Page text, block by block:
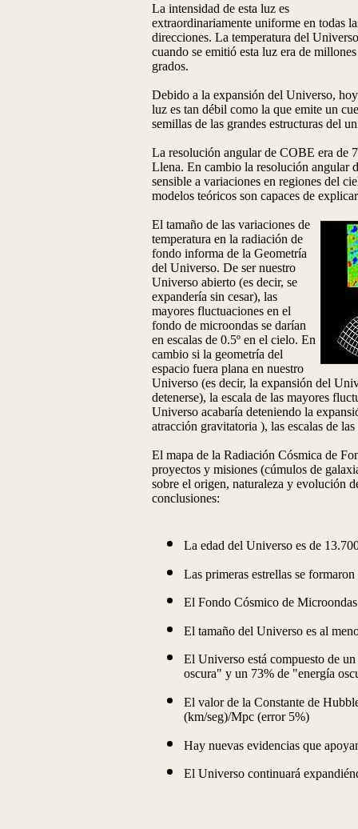
La intensidad de esta luz es
extraordinariamente uniforme en todas
direcciones. La temperatura del Universo
cuando se emitió esta luz era de
grados.
Debido a la expansión del Universo,
luz es tan débil como la que emite un
semillas de las grandes estructuras del
La resolución angular de COBE era de
Llena. En cambio la resolución angular
sensible a variaciones en regiones del
modelos teóricos son capaces de
El tamaño de las variaciones de
temperatura en la radiación de
fondo informa de la Geometría
del Universo. De ser nuestro
Universo abierto (es decir, se
expandería sin cesar), las
mayores fluctuaciones en el
fondo de microondas se darían
en escalas de 0.5º en el cielo. En
cambio si la geometría del
espacio fuera plana en nuestro
Universo (es decir, la expansión del
detenerse), la escala de las mayores
Universo acabaría deteniendo la
atracción gravitatoria ), las escalas de
El mapa de la Radiación Cósmica de
proyectos y misiones (cúmulos de
sobre el origen, naturaleza y evolución
conclusiones:
La edad del Universo es de
Las primeras estrellas se
El Fondo Cósmico de
El tamaño del Universo es al
El Universo está compuesto de
oscura" y un 73% de "energía
El valor de la Constante de
(km/seg)/Mpc (error 5%)
Hay nuevas evidencias que
El Universo continuará